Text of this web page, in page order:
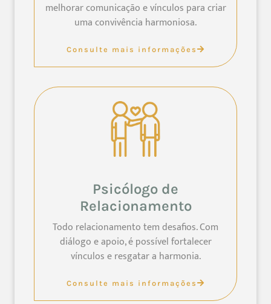
melhorar comunicação e vínculos para criar
uma convivência harmoniosa.
Consulte mais informações
Psicólogo de
Relacionamento
Todo relacionamento tem desafios. Com
diálogo e apoio, é possível fortalecer
vínculos e resgatar a harmonia.
Consulte mais informações